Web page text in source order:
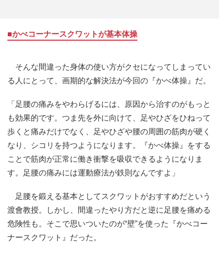
■かべコーナースクワットが基本体操
そんな間違った身体の使い方がクセになってしまってい
る人にとって、画期的な解決法が今回の『かべ体操』だ。
「足腰の痛みをやわらげるには、原因から治すのがもっと
も効果的です。つま先を外に向けて、足やひざをひねって
歩くと痛みだけでなく、足やひざや腰の周囲の筋肉が硬く
なり、シコリを持つようになります。『かべ体操』をする
ことで筋肉が正常に働き衝撃を吸収できるようになりま
す。足腰の痛みには運動療法が鉄則なんですよ」
足腰を鍛える基本としてスクワットがおすすめだという
渡會教授。しかし、間違ったやり方だと逆に足腰を痛める
危険性も。そこで思いついたのが“壁”を使った『かべコー
ナースクワット』だった。